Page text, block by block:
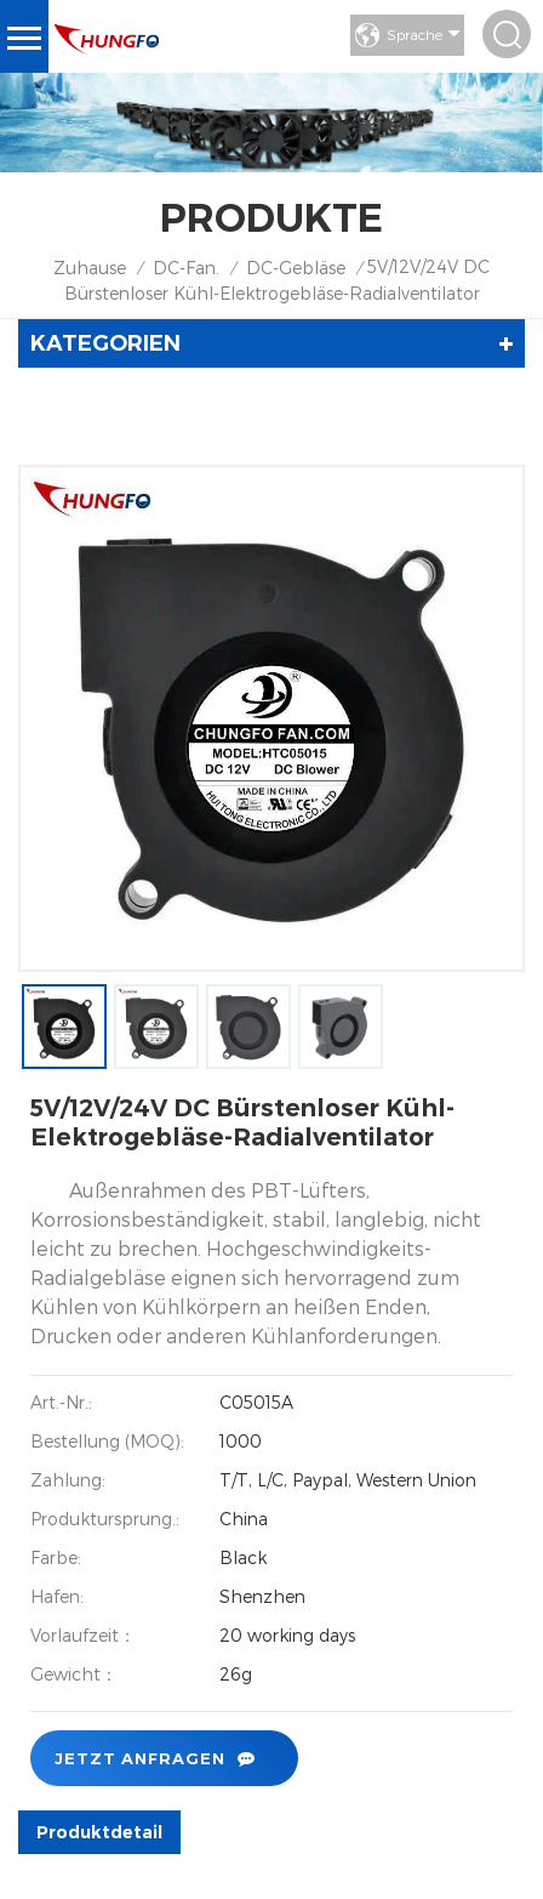
Sprache
PRODUKTE
Zuhause / DC-Fan. / DC-Gebläse / 5V/12V/24V DC
Bürstenloser Kühl-Elektrogebläse-Radialventilator
KATEGORIEN
5V/12V/24V DC Bürstenloser Kühl-
Elektrogebläse-Radialventilator
Außenrahmen des PBT-Lüfters,
Korrosionsbeständigkeit, stabil, langlebig, nicht
leicht zu brechen. Hochgeschwindigkeits-
Radialgebläse eignen sich hervorragend zum
Kühlen von Kühlkörpern an heißen Enden,
Drucken oder anderen Kühlanforderungen.
Art.-Nr.:
C05015A
Bestellung (MOQ):
1000
Zahlung:
T/T, L/C, Paypal, Western Union
Produktursprung.:
China
Farbe:
Black
Hafen:
Shenzhen
Vorlaufzeit：
20 working days
Gewicht：
26g
JETZT ANFRAGEN
Produktdetail